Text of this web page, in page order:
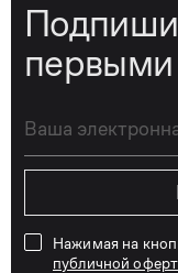
первыми
Нажимая на
публичной